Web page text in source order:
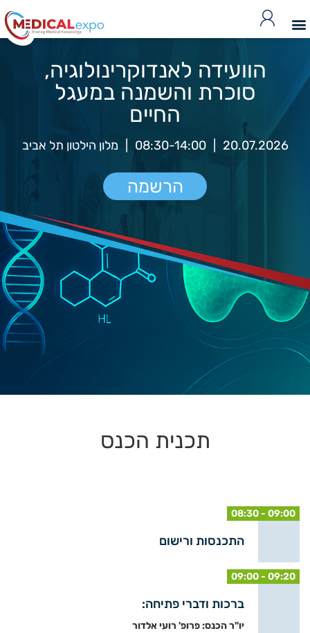
הוועידה לאנדוקרינולוגיה,
סוכרת והשמנה במעגל
החיים
20.07.2026
08:30-14:00 מלון הילטון תל אביב
הרשמה
תכנית הכנס
08:30 - 09:00
התכנסות ורישום
09:00 - 09:20
ברכות ודברי פתיחה:
יו"ר הכנס: פרופ' רועי אלדור